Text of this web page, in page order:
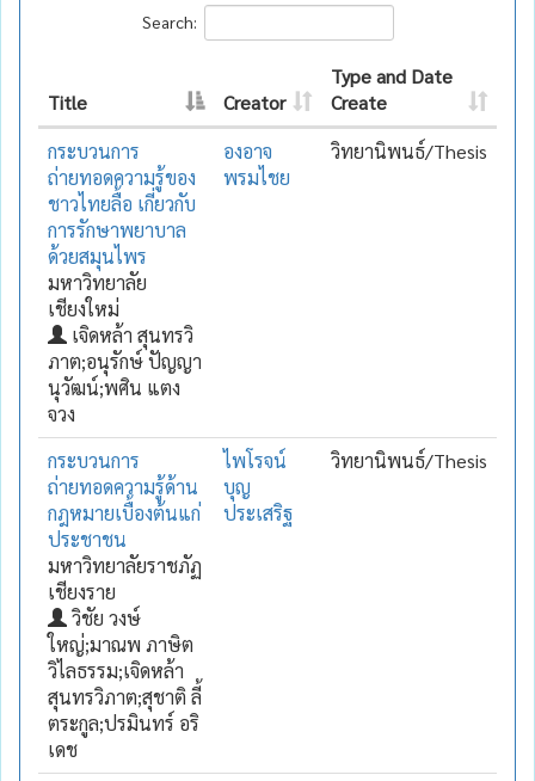
Search:
Title Creator
Type and Date
Create
กระบวนการ
ถ่ายทอดความรู้ของ
ชาวไทยลื้อ เกี่ยวกับ
การรักษาพยาบาล
ด้วยสมุนไพร
มหาวิทยาลัย
เชียงใหม่
เจิดหล้า สุนทรวิ
ภาต;อนุรักษ์ ปัญญา
นุวัฒน์;พศิน แตง
จวง
องอาจ
พรมไชย
วิทยานิพนธ์/Thesis
กระบวนการ
ถ่ายทอดความรู้ด้าน
กฎหมายเบื้องต้นแก่
ประชาชน
มหาวิทยาลัยราชภัฏ
เชียงราย
วิชัย วงษ์
ใหญ่;มาณพ ภาษิต
วิไลธรรม;เจิดหล้า
สุนทรวิภาต;สุชาติ ลี้
ตระกูล;ปรมินทร์ อริ
เดช
ไพโรจน์
บุญ
ประเสริฐ
วิทยานิพนธ์/Thesis